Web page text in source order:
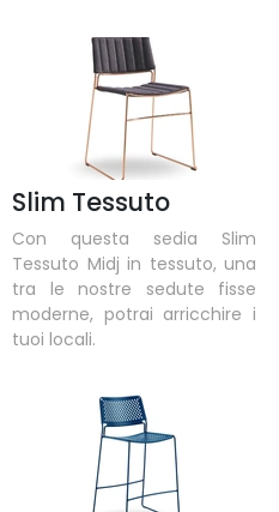
Slim Tessuto
Con questa sedia Slim
Tessuto Midj in tessuto, una
tra le nostre sedute fisse
moderne, potrai arricchire i
tuoi locali.